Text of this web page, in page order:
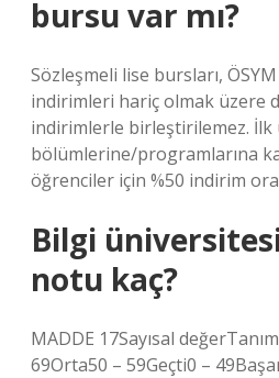
bursu var mı?
Sözleşmeli lise bursları,
indirimleri hariç olmak üzere
indirimlerle birleştirilemez. İlk
bölümlerine/programlarına
öğrenciler için %50 indirim
Bilgi
notu kaç?
MADDE 17Sayısal
69Orta50 – 59Geçti0 –